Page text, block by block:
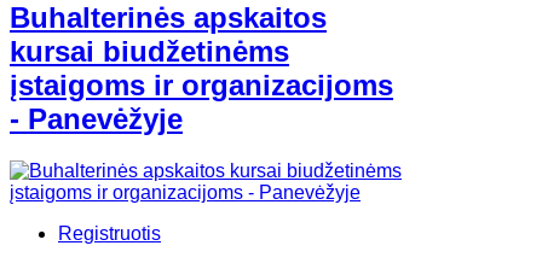
Buhalterinės apskaitos
kursai biudžetinėms
įstaigoms ir organizacijoms
- Panevėžyje
Registruotis